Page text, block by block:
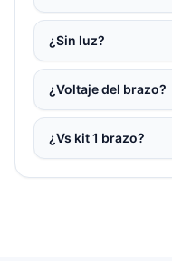
¿Sin luz?
¿Voltaje del brazo?
¿Vs kit 1 brazo?